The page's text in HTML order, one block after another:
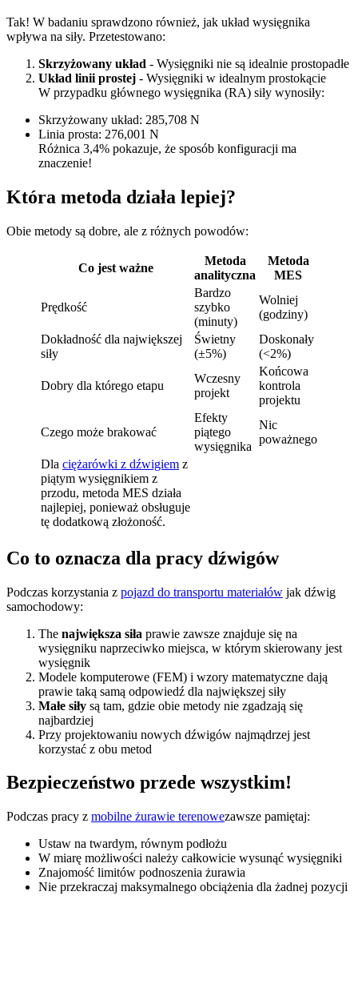
Tak! W badaniu sprawdzono również, jak układ wysięgnika
wpływa na siły. Przetestowano:
Skrzyżowany układ - Wysięgniki nie są idealnie prostopadłe
Układ linii prostej - Wysięgniki w idealnym prostokącie
W przypadku głównego wysięgnika (RA) siły wynosiły:
Skrzyżowany układ: 285,708 N
Linia prosta: 276,001 N
Różnica 3,4% pokazuje, że sposób konfiguracji ma
znaczenie!
Która metoda działa lepiej?
Obie metody są dobre, ale z różnych powodów:
Co jest ważne
Metoda
analityczna
Metoda
MES
Prędkość
Bardzo
szybko
(minuty)
Wolniej
(godziny)
Dokładność dla największej
siły
Świetny
(±5%)
Doskonały
(<2%)
Dobry dla którego etapu
Wczesny
projekt
Końcowa
kontrola
projektu
Czego może brakować
Efekty
piątego
wysięgnika
Nic
poważnego
Dla ciężarówki z dźwigiem z
piątym wysięgnikiem z
przodu, metoda MES działa
najlepiej, ponieważ obsługuje
tę dodatkową złożoność.
Co to oznacza dla pracy dźwigów
Podczas korzystania z pojazd do transportu materiałów jak dźwig
samochodowy:
The największa siła prawie zawsze znajduje się na
wysięgniku naprzeciwko miejsca, w którym skierowany jest
wysięgnik
Modele komputerowe (FEM) i wzory matematyczne dają
prawie taką samą odpowiedź dla największej siły
Małe siły są tam, gdzie obie metody nie zgadzają się
najbardziej
Przy projektowaniu nowych dźwigów najmądrzej jest
korzystać z obu metod
Bezpieczeństwo przede wszystkim!
Podczas pracy z mobilne żurawie terenowezawsze pamiętaj:
Ustaw na twardym, równym podłożu
W miarę możliwości należy całkowicie wysunąć wysięgniki
Znajomość limitów podnoszenia żurawia
Nie przekraczaj maksymalnego obciążenia dla żadnej pozycji